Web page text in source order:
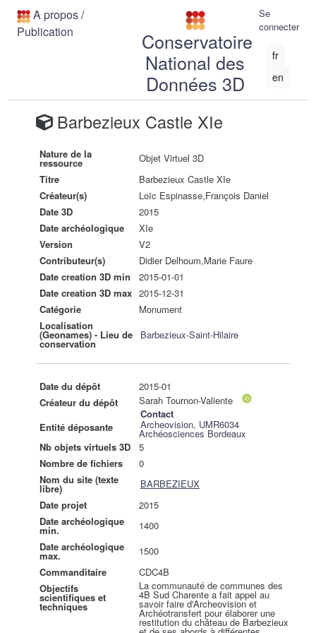
A propos/
Publication
Conservatoire
National des
Données 3D
Se
connecter
fr
en
Barbezieux Castle XIe
Nature de la
ressource
Objet Virtuel 3D
Titre
Barbezieux Castle XIe
Créateur(s)
Loïc Espinasse,François Daniel
Date 3D
2015
Date archéologique
XIe
Version
V2
Contributeur(s)
Didier Delhoum,Marie Faure
Date creation 3D min
2015-01-01
Date creation 3D max 2015-12-31
Catégorie
Monument
Localisation
(Geonames) - Lieu de
conservation
Barbezieux-Saint-Hilaire
Date du dépôt
2015-01
Créateur du dépôt
Sarah Tournon-Valiente
Contact
Entité déposante
Archeovision, UMR6034
Archéosciences Bordeaux
Nb objets virtuels 3D
5
Nombre de fichiers
0
Nom du site (texte
libre)
BARBEZIEUX
Date projet
2015
Date archéologique
min.
1400
Date archéologique
max.
1500
Commanditaire
CDC4B
Objectifs
scientifiques et
techniques
La communauté de communes des
4B Sud Charente a fait appel au
savoir faire d'Archeovision et
Archéotransfert pour élaborer une
restitution du château de Barbezieux